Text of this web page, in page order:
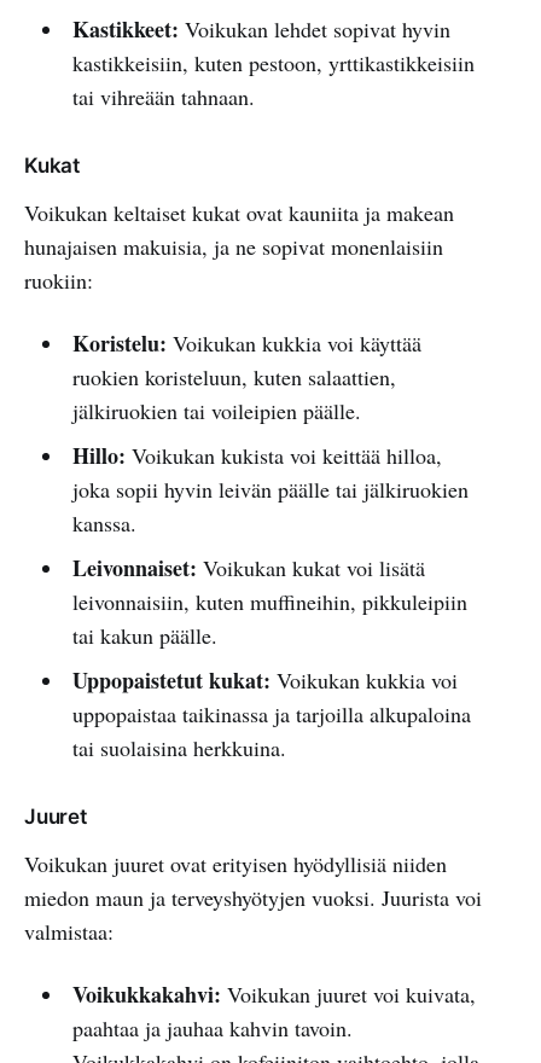
Kastikkeet: Voikukan lehdet sopivat hyvin
kastikkeisiin, kuten pestoon, yrttikastikkeisiin
tai vihreään tahnaan.
Kukat
Voikukan keltaiset kukat ovat kauniita ja makean
hunajaisen makuisia, ja ne sopivat monenlaisiin
ruokiin:
Koristelu: Voikukan kukkia voi käyttää
ruokien koristeluun, kuten salaattien,
jälkiruokien tai voileipien päälle.
Hillo: Voikukan kukista voi keittää hilloa,
joka sopii hyvin leivän päälle tai jälkiruokien
kanssa.
Leivonnaiset: Voikukan kukat voi lisätä
leivonnaisiin, kuten muffineihin, pikkuleipiin
tai kakun päälle.
Uppopaistetut kukat: Voikukan kukkia voi
uppopaistaa taikinassa ja tarjoilla alkupaloina
tai suolaisina herkkuina.
Juuret
Voikukan juuret ovat erityisen hyödyllisiä niiden
miedon maun ja terveyshyötyjen vuoksi. Juurista voi
valmistaa:
Voikukkakahvi: Voikukan juuret voi kuivata,
paahtaa ja jauhaa kahvin tavoin.